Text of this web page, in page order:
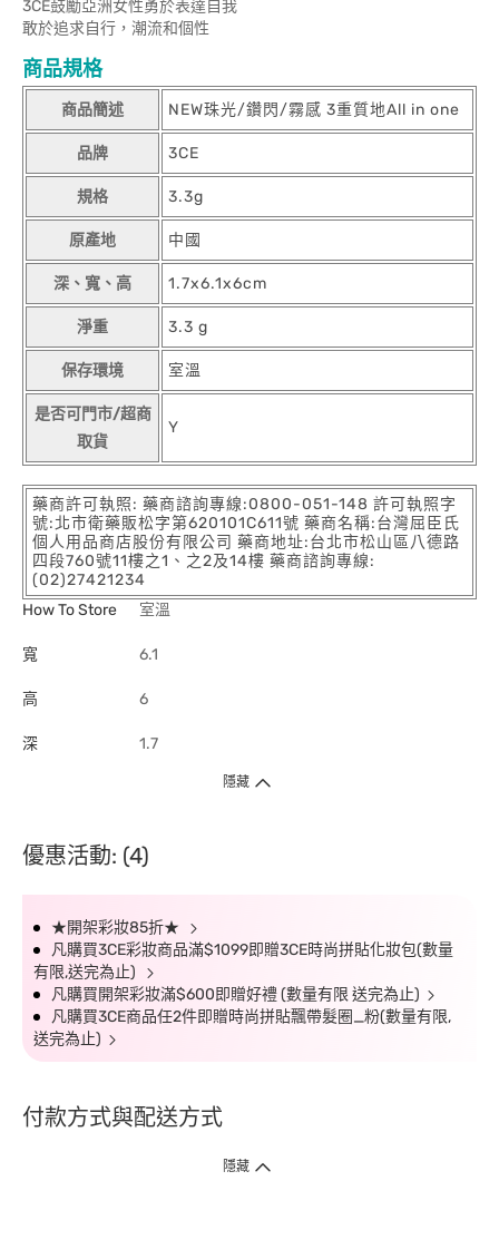
3CE鼓勵亞洲女性勇於表達自我
敢於追求自行，潮流和個性
商品規格
商品簡述 NEW珠光/鑽閃/霧感 3重質地All in one
品牌 3CE
規格 3.3g
原產地 中國
深、寬、高 1.7x6.1x6cm
淨重 3.3 g
保存環境 室溫
是否可門市/超商
取貨
Y
藥商許可執照: 藥商諮詢專線:0800-051-148 許可執照字
號:北市衛藥販松字第620101C611號 藥商名稱:台灣屈臣氏
個人用品商店股份有限公司 藥商地址:台北市松山區八德路
四段760號11樓之1、之2及14樓 藥商諮詢專線:
(02)27421234
How To Store
室溫
寬 6.1
高 6
深 1.7
隱藏
優惠活動: (4)
★開架彩妝85折★
凡購買3CE彩妝商品滿$1099即贈3CE時尚拼貼化妝包(數量
有限,送完為止)
凡購買開架彩妝滿$600即贈好禮 (數量有限 送完為止)
凡購買3CE商品任2件即贈時尚拼貼飄帶髮圈_粉(數量有限,
送完為止)
付款方式與配送方式
隱藏